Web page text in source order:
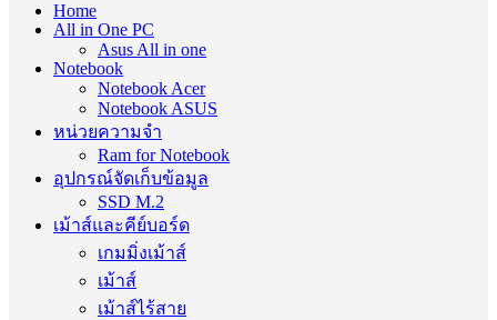
Home
All in One PC
Asus All in one
Notebook
Notebook Acer
Notebook ASUS
หน่วยความจำ
Ram for Notebook
อุปกรณ์จัดเก็บข้อมูล
SSD M.2
เม้าส์และคีย์บอร์ด
เกมมิ่งเม้าส์
เม้าส์
เม้าส์ไร้สาย